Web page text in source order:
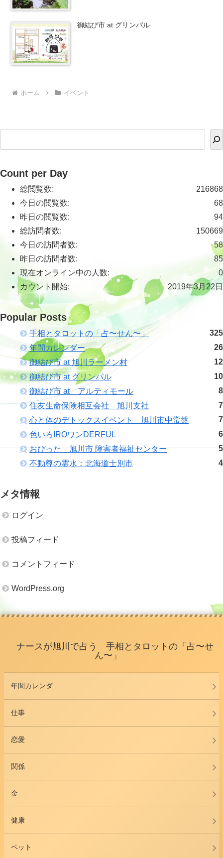
御結び市 at グリンパル
ホーム イベント
Count per Day
216868
総閲覧数:
68
今日の閲覧数:
94
昨日の閲覧数:
150669
総訪問者数:
58
今日の訪問者数:
85
昨日の訪問者数:
0
現在オンライン中の人数:
2019年3月22日
カウント開始:
Popular Posts
手相とタロットの「占〜せん〜」
325
年間カレンダー
26
御結び市 at 旭川ラーメン村
12
御結び市 at グリンパル
10
御結び市 at アルティモール
8
住友生命保険相互会社 旭川支社
7
心と体のデトックスイベント 旭川市中常盤
7
色いろIROワンDERFUL
6
おぴった 旭川市 障害者福祉センター
5
不動尊の霊水：北海道士別市
4
メタ情報
ログイン
投稿フィード
コメントフィード
WordPress.org
ナースが旭川で占う 手相とタロットの「占〜せ
ん〜」
年間カレンダ
仕事
恋愛
関係
金
健康
ペット